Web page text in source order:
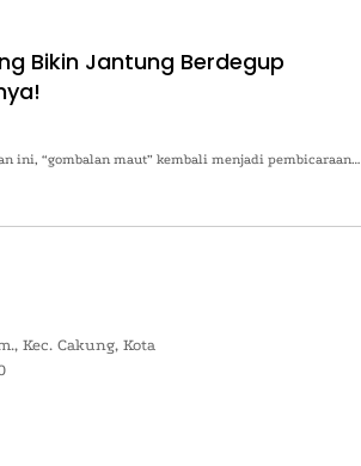
Bikin Jantung Berdegup
ini, “gombalan maut” kembali menjadi pembicaraan…
Kec. Cakung, Kota